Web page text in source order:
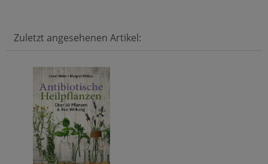
Zuletzt angesehenen Artikel: